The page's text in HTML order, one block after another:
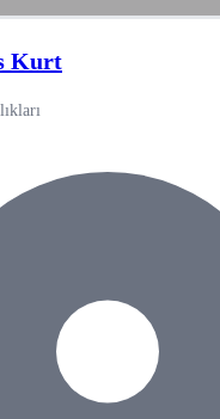
Kurt